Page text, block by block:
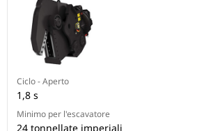
Ciclo - Aperto
1,8 s
Minimo per l'escavatore
24 tonnellate imperiali